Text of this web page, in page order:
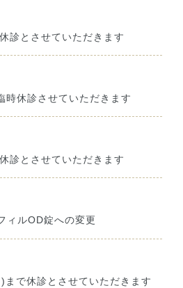
診とさせていただきます
休診させていただきます
診とさせていただきます
ィルOD錠への変更
で休診とさせていただきます